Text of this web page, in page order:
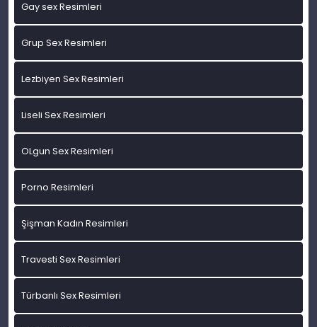
Gay sex Resimleri
Grup Sex Resimleri
Lezbiyen Sex Resimleri
Liseli Sex Resimleri
OLgun Sex Resimleri
Porno Resimleri
Şişman Kadın Resimleri
Travesti Sex Resimleri
Türbanlı Sex Resimleri